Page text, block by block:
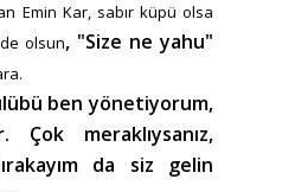
Kar, sabır küpü olsa
olsun, "Size ne yahu"
ben yönetiyorum,
meraklıysanız,
da siz gelin